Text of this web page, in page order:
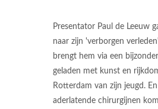
Presentator Paul de Leeuw
naar zijn 'verborgen
brengt hem via een
geladen met kunst en
Rotterdam van zijn jeugd.
aderlatende chirurgijnen